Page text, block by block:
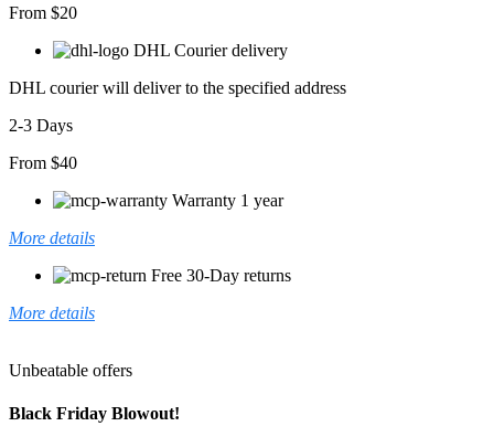
From $20
DHL Courier delivery
DHL courier will deliver to the specified address
2-3 Days
From $40
Warranty 1 year
More details
Free 30-Day returns
More details
Unbeatable offers
Black Friday Blowout!